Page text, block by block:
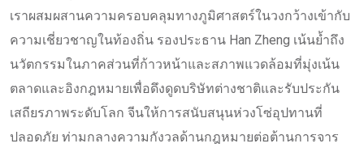
เราผสมผสานความครอบคลุมทางภูมิศาสตร์ในวงกว้างเข้ากับ
ความเชี่ยวชาญในท้องถิ่น รองประธาน Han Zheng เน้นย้ำถึง
นวัตกรรมในภาคส่วนที่ก้าวหน้าและสภาพแวดล้อมที่มุ่งเน้น
ตลาดและอิงกฎหมายเพื่อดึงดูดบริษัทต่างชาติและรับประกัน
เสถียรภาพระดับโลก จีนให้การสนับสนุนห่วงโซ่อุปทานที่
ปลอดภัย ท่ามกลางความกังวลด้านกฎหมายต่อต้านการจาร